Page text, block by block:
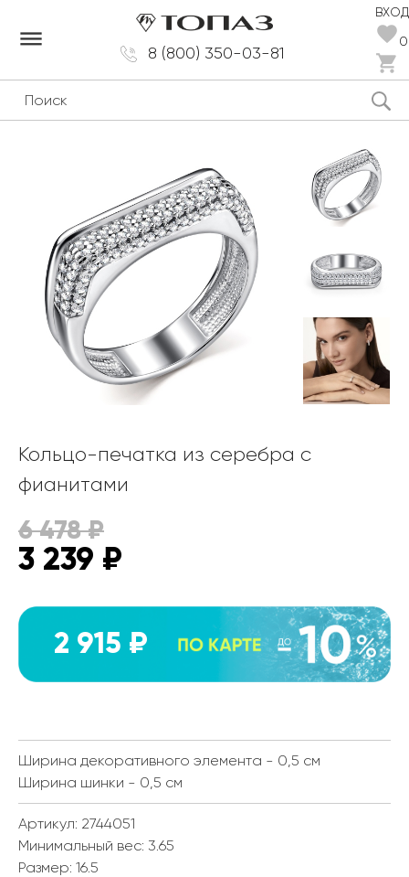
8 (800) 350-03-81
ВХОД
0
dehaze
Кольцо-печатка из серебра с
фианитами
6 478₽
3 239 ₽
2 915 ₽
Ширина декоративного элемента - 0,5 см
Ширина шинки - 0,5 см
Артикул: 2744051
Минимальный вес: 3.65
Размер: 16.5